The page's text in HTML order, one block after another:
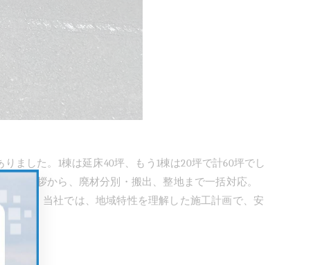
りました。 1棟は延床40坪、もう 1棟は20坪で計60坪でし
近隣挨拶から、廃材分別・搬出、整地まで一括対応。
です。当社では、地域特性を理解した施工計画で、安
い。